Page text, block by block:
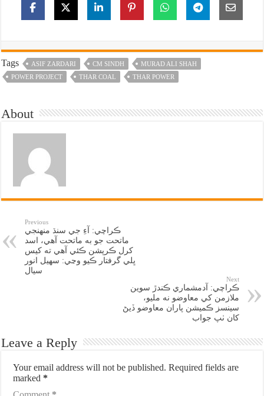
Tags ASIF ZARDARI CM SINDH
MURAD ALI SHAH
POWER PROJECT
THAR COAL THAR POWER
About
Previous
ڪراچي: آءِ جي سنڌ منهنجي
ماتحت جو به ماتحت آهي، اسد
کرل ڪرپشن ڪئي آهي ته کيس
ڀلي گرفتار ڪيو وڃي: سهيل انور
سيال
Next
ڪراچي: آدمشماري ڪندڙ سوين
ملازمن کي معاوضو نه مليو،
سينسز ڪميشن پاران معاوضو ڏيڻ
کان ٺپ جواب
Leave a Reply
Your email address will not be published. Required fields are
marked *